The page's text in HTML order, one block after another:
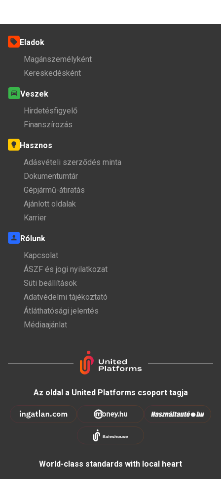
Eladok
Magánszemélyként
Kereskedésként
Veszek
Hirdetésfigyelő
Finanszírozás
Hasznos
Adásvételi szerződés minta
Dokumentumtár
Gépjármű-átiratás
Ajánlott oldalak
Karrier
Rólunk
Kapcsolat
ÁSZF és jogi nyilatkozat
Süti beállítások
Adatvédelmi tájékoztató
Átláthatósági jelentés
Médiaajánlat
Az oldal a United Platforms csoport tagja
World-class standards with local heart